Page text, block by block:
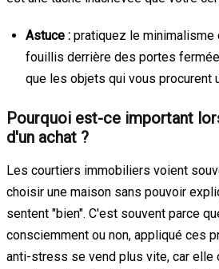
Astuce : pratiquez le minimalisme
fouillis derrière des portes
que les objets qui vous procurent
Pourquoi est-ce important
d'un achat ?
Les courtiers immobiliers voient
choisir une maison sans pouvoir
sentent "bien". C'est souvent parce
consciemment ou non, appliqué ces
anti-stress se vend plus vite, car elle